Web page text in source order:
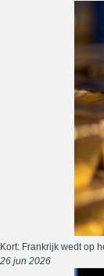
Kort: Frankrijk wedt op
26 jun 2026